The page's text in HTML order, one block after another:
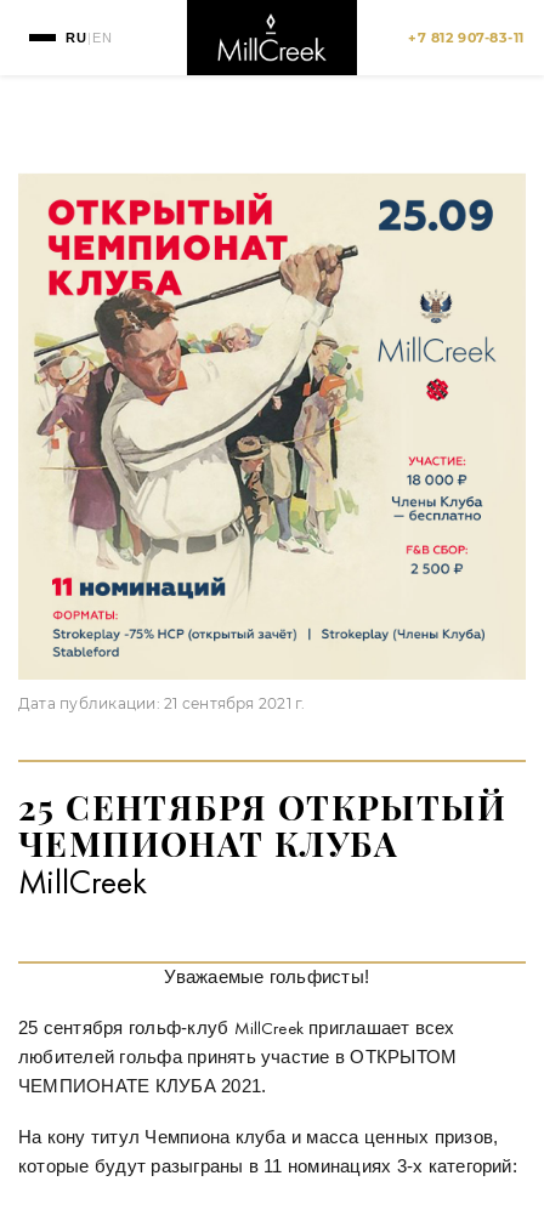
RU| EN +7 812 907-83-11
Дата публикации:21 сентября 2021 г.
25 СЕНТЯБРЯ ОТКРЫТЫЙ
ЧЕМПИОНАТ КЛУБА
MillCreek
Уважаемые гольфисты!
25 сентября гольф-клуб MillCreekприглашает всех
любителей гольфа принять участие в ОТКРЫТОМ
ЧЕМПИОНАТЕ КЛУБА 2021.
На кону титул Чемпиона клуба и масса ценных призов,
которые будут разыграны в 11 номинациях 3-х категорий: